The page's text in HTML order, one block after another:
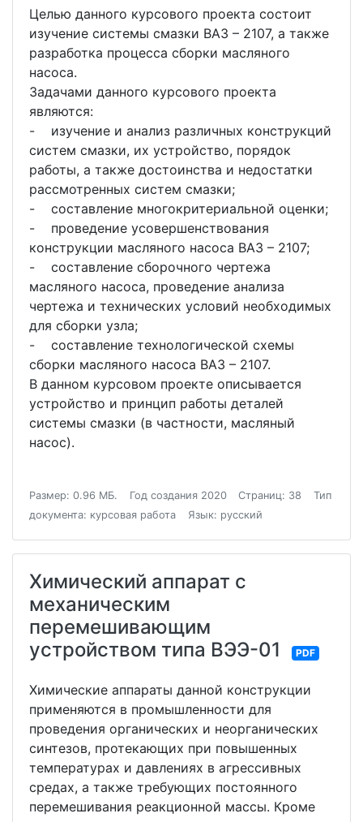
Целью данного курсового проекта состоит
изучение системы смазки ВАЗ – 2107, а также
разработка процесса сборки масляного
насоса.
Задачами данного курсового проекта
являются:
- изучение и анализ различных конструкций
систем смазки, их устройство, порядок
работы, а также достоинства и недостатки
рассмотренных систем смазки;
- составление многокритериальной оценки;
- проведение усовершенствования
конструкции масляного насоса ВАЗ – 2107;
- составление сборочного чертежа
масляного насоса, проведение анализа
чертежа и технических условий необходимых
для сборки узла;
- составление технологической схемы
сборки масляного насоса ВАЗ – 2107.
В данном курсовом проекте описывается
устройство и принцип работы деталей
системы смазки (в частности, масляный
насос).
Размер: 0.96 МБ. Год создания 2020 Страниц: 38
Тип
документа: курсовая работа
Язык: русский
Химический аппарат с
механическим
перемешивающим
устройством типа ВЭЭ-01
PDF
Химические аппараты данной конструкции
применяются в промышленности для
проведения органических и неорганических
синтезов, протекающих при повышенных
температурах и давлениях в агрессивных
средах, а также требующих постоянного
перемешивания реакционной массы. Кроме